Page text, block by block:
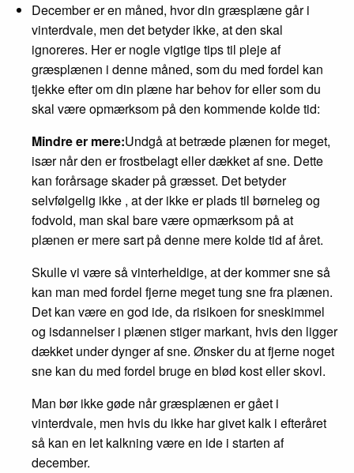
December er en måned, hvor din græsplæne går i
vinterdvale, men det betyder ikke, at den skal
ignoreres. Her er nogle vigtige tips til pleje af
græsplænen i denne måned, som du med fordel kan
tjekke efter om din plæne har behov for eller som du
skal være opmærksom på den kommende kolde tid:
Mindre er mere:Undgå at betræde plænen for meget,
især når den er frostbelagt eller dækket af sne. Dette
kan forårsage skader på græsset. Det betyder
selvfølgelig ikke , at der ikke er plads til børneleg og
fodvold, man skal bare være opmærksom på at
plænen er mere sart på denne mere kolde tid af året.
Skulle vi være så vinterheldige, at der kommer sne så
kan man med fordel fjerne meget tung sne fra plænen.
Det kan være en god ide, da risikoen for sneskimmel
og isdannelser i plænen stiger markant, hvis den ligger
dækket under dynger af sne. Ønsker du at fjerne noget
sne kan du med fordel bruge en blød kost eller skovl.
Man bør ikke gøde når græsplænen er gået i
vinterdvale, men hvis du ikke har givet kalk i efteråret
så kan en let kalkning være en ide i starten af
december.